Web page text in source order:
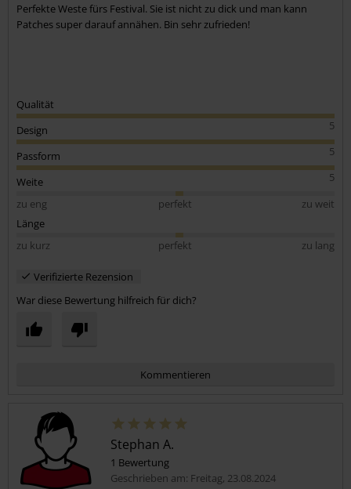
Perfekte Weste fürs Festival. Sie ist nicht zu dick und man kann
Patches super darauf annähen. Bin sehr zufrieden!
Qualität
5
Design
5
Passform
5
Weite
zu eng
perfekt
zu weit
Länge
zu kurz
perfekt zu lang
Verifizierte Rezension
War diese Bewertung hilfreich für dich?
Kommentieren
Stephan A.
1 Bewertung
Geschrieben am: Freitag, 23.08.2024